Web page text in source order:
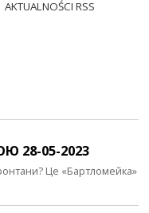
AKTUALNOŚCI RSS
28-05-2023
Це «Бартломейка»